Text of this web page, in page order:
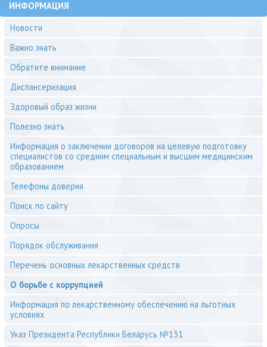
ИНФОРМАЦИЯ
Новости
Важно знать
Обратите внимание
Диспансеризация
Здоровый образ жизни
Полезно знать
Информация о заключении договоров на целевую подготовку
специалистов со средним специальным и высшим медицинским
образованием
Телефоны доверия
Поиск по сайту
Опросы
Порядок обслуживания
Перечень основных лекарственных средств
О борьбе с коррупцией
Информация по лекарственному обеспечению на льготных
условиях
Указ Президента Республики Беларусь №131